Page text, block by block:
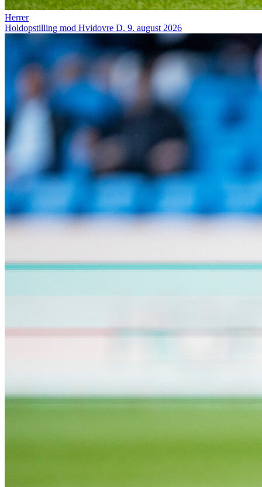
Herrer
Holdopstilling mod Hvidovre D. 9. august 2026